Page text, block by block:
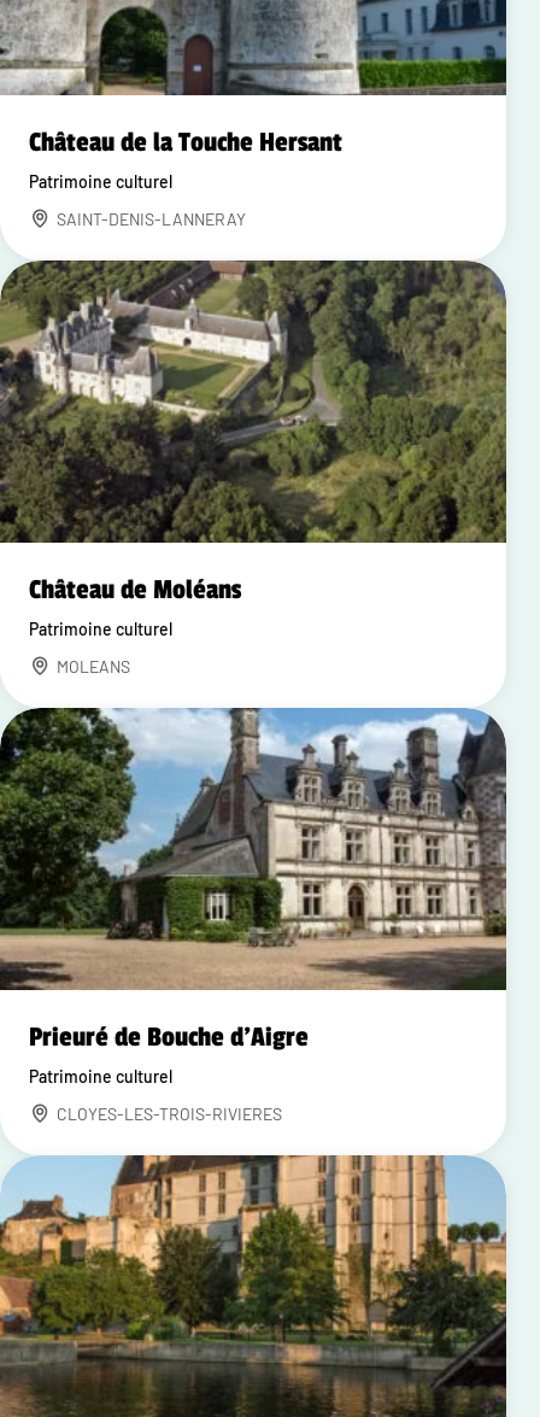
Château de la Touche Hersant
Patrimoine culturel
SAINT-DENIS-LANNERAY
Château de Moléans
Patrimoine culturel
MOLEANS
Prieuré de Bouche d'Aigre
Patrimoine culturel
CLOYES-LES-TROIS-RIVIERES